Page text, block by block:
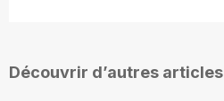
Découvrir d’autres articles